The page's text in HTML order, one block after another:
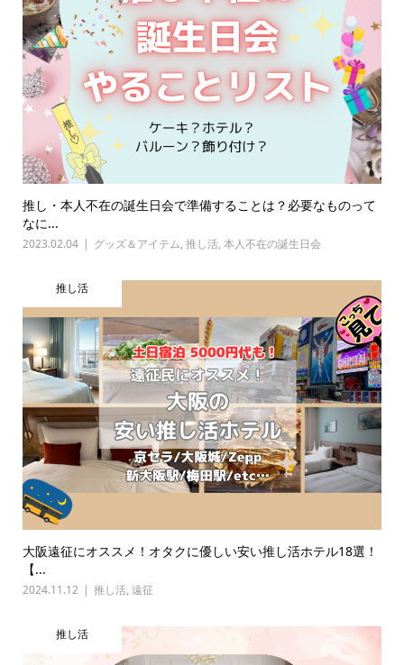
推し・本人不在の誕生日会で準備することは？必要なものって
なに...
2023.02.04 グッズ＆アイテム, 推し活, 本人不在の誕生日会
推し活
大阪遠征にオススメ！オタクに優しい安い推し活ホテル18選！
【...
2024.11.12 推し活, 遠征
推し活